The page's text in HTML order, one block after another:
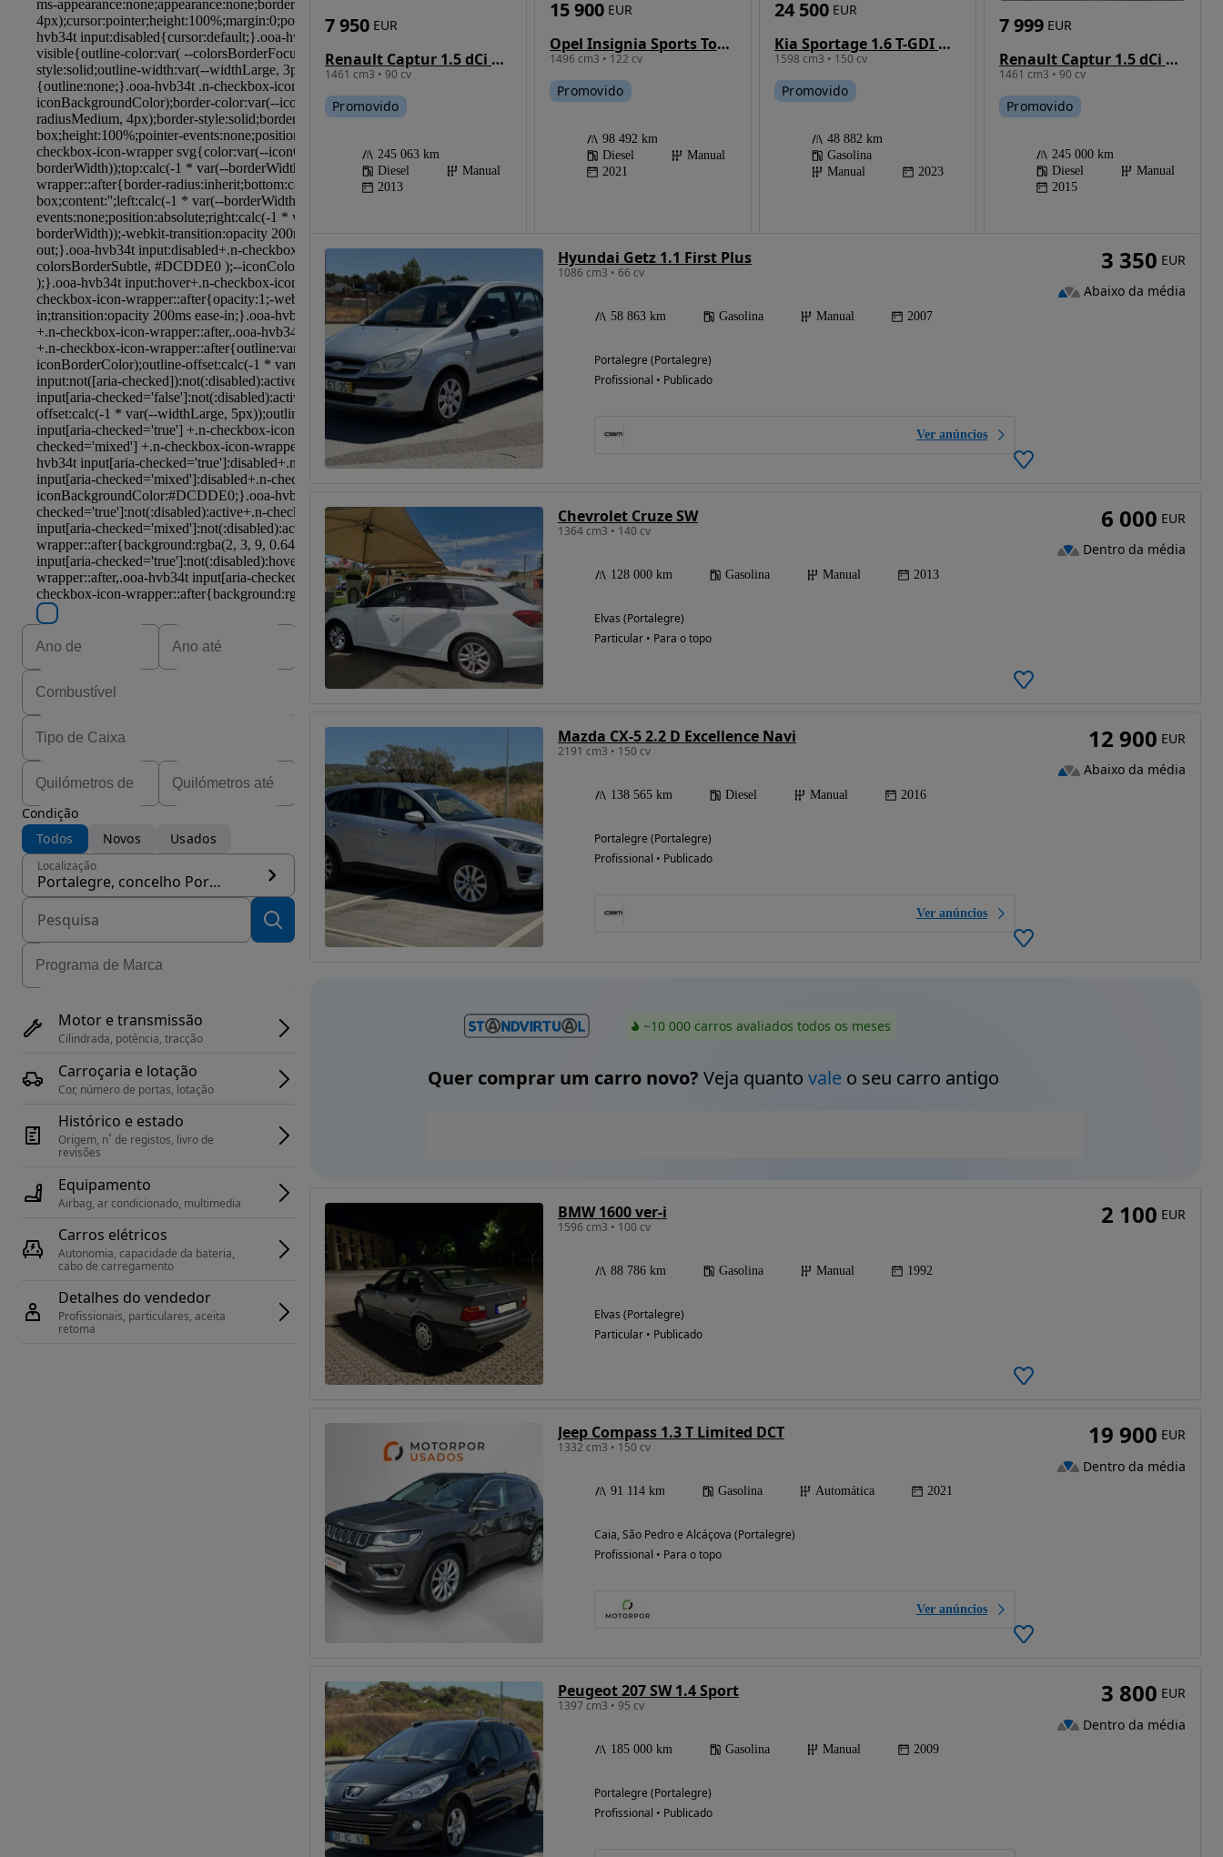
financiamento
Condição
Todos
Novos Usados
Localização
Portalegre, concelho Portalegre
Motor e transmissão
Cilindrada, potência, tracção
Carroçaria e lotação
Cor, número de portas, lotação
Histórico e estado
Origem, n˚ de registos, livro de
revisões
Equipamento
Airbag, ar condicionado, multimedia
Carros elétricos
Autonomia, capacidade da bateria,
cabo de carregamento
Detalhes do vendedor
Profissionais, particulares, aceita
retoma
Renault Captur 1.5 dCi Sport
1461 cm3 • 90 cv
7 950 EUR
Promovido
245 063 km
Diesel
Manual
2013
Opel Insignia Sports Tourer 1.5 D Business Edition
1496 cm3 • 122 cv
15 900 EUR
Promovido
98 492 km
Diesel
Manual
2021
Kia Sportage 1.6 T-GDI Drive
1598 cm3 • 150 cv
24 500 EUR
Promovido
48 882 km
Gasolina
Manual
2023
Renault Captur 1.5 dCi Exclusive
1461 cm3 • 90 cv
7 999 EUR
Promovido
245 000 km
Diesel
Manual
2015
Hyundai Getz 1.1 First Plus
1086 cm3 • 66 cv
58 863 km Gasolina Manual 2007
Portalegre (Portalegre)
Profissional • Publicado
Ver anúncios
3 350 EUR
Abaixo da média
Chevrolet Cruze SW
1364 cm3 • 140 cv
128 000 km Gasolina Manual 2013
Elvas (Portalegre)
Particular • Para o topo
6 000 EUR
Dentro da média
Mazda CX-5 2.2 D Excellence Navi
2191 cm3 • 150 cv
138 565 km Diesel Manual 2016
Portalegre (Portalegre)
Profissional • Publicado
Ver anúncios
12 900 EUR
Abaixo da média
~10 000 carros avaliados todos os meses
Quer comprar um carro novo? Veja quanto valeo seu carro antigo
BMW 1600 ver-i
1596 cm3 • 100 cv
88 786 km Gasolina Manual 1992
Elvas (Portalegre)
Particular • Publicado
2 100 EUR
Jeep Compass 1.3 T Limited DCT
1332 cm3 • 150 cv
91 114 km Gasolina Automática 2021
Caia, São Pedro e Alcáçova (Portalegre)
Profissional • Para o topo
Ver anúncios
19 900 EUR
Dentro da média
Peugeot 207 SW 1.4 Sport
1397 cm3 • 95 cv
185 000 km Gasolina Manual 2009
Portalegre (Portalegre)
Profissional • Publicado
3 800 EUR
Dentro da média